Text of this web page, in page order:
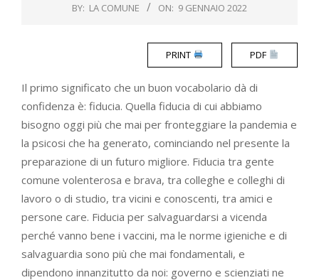
BY: LA COMUNE ON: 9 GENNAIO 2022
PRINT PDF
Il primo significato che un buon vocabolario dà di
confidenza è: fiducia. Quella fiducia di cui abbiamo
bisogno oggi più che mai per fronteggiare la pandemia e
la psicosi che ha generato, cominciando nel presente la
preparazione di un futuro migliore. Fiducia tra gente
comune volenterosa e brava, tra colleghe e colleghi di
lavoro o di studio, tra vicini e conoscenti, tra amici e
persone care. Fiducia per salvaguardarsi a vicenda
perché vanno bene i vaccini, ma le norme igieniche e di
salvaguardia sono più che mai fondamentali, e
dipendono innanzitutto da noi: governo e scienziati ne